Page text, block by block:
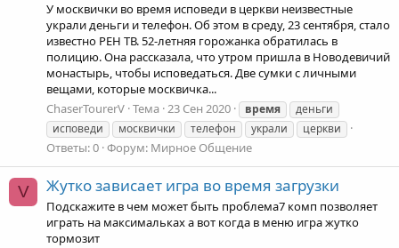
У москвички во время исповеди в церкви неизвестные
украли деньги и телефон. Об этом в среду, 23 сентября, стало
известно РЕН ТВ. 52-летняя горожанка обратилась в
полицию. Она рассказала, что утром пришла в Новодевичий
монастырь, чтобы исповедаться. Две сумки с личными
вещами, которые москвичка...
ChaserTourerV Тема 23 Сен 2020 время
деньги
исповеди
москвички телефон украли церкви
Ответы: 0 Форум: Мирное Общение
V Жутко зависает игра во время загрузки
Подскажите в чем может быть проблема7 комп позволяет
играть на максимальках а вот когда в меню игра жутко
тормозит